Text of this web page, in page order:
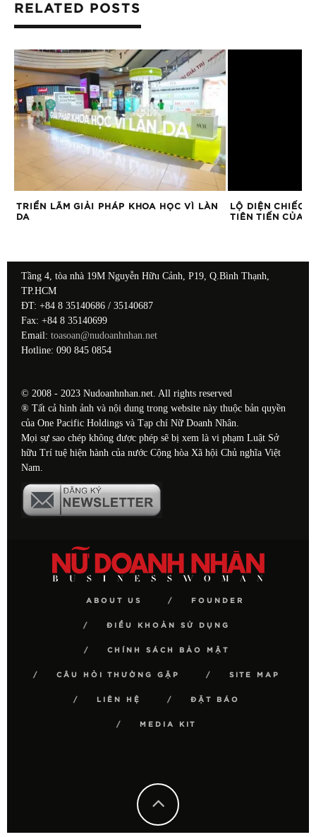
RELATED POSTS
TRIỂN LÃM GIẢI PHÁP KHOA HỌC VÌ LÀN
DA
LỘ DIỆN CHIẾC
TIÊN TIẾN CỦA
Tầng 4, tòa nhà 19M Nguyễn Hữu Cảnh, P19, Q.Bình Thạnh,
TP.HCM
ĐT: +84 8 35140686 / 35140687
Fax: +84 8 35140699
Email: toasoan@nudoanhnhan.net
Hotline: 090 845 0854
© 2008 - 2023 Nudoanhnhan.net. All rights reserved
® Tất cả hình ảnh và nội dung trong website này thuộc bản quyền
của One Pacific Holdings và Tạp chí Nữ Doanh Nhân.
Mọi sự sao chép không được phép sẽ bị xem là vi phạm Luật Sở
hữu Trí tuệ hiện hành của nước Cộng hòa Xã hội Chủ nghĩa Việt
Nam.
ABOUT US FOUNDER
ĐIỀU KHOẢN SỬ DỤNG
CHÍNH SÁCH BẢO MẬT
CÂU HỎI THƯỜNG GẶP SITE MAP
LIÊN HỆ ĐẶT BÁO
MEDIA KIT